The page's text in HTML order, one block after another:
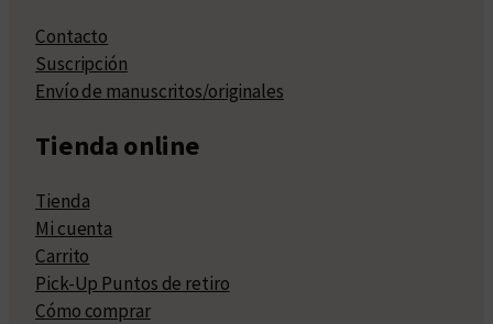
Contacto
Suscripción
Envío de manuscritos/originales
Tienda online
Tienda
Mi cuenta
Carrito
Pick-Up Puntos de retiro
Cómo comprar